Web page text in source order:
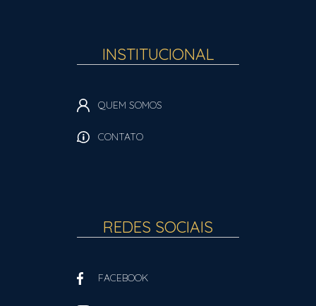
INSTITUCIONAL
QUEM SOMOS
CONTATO
REDES SOCIAIS
FACEBOOK